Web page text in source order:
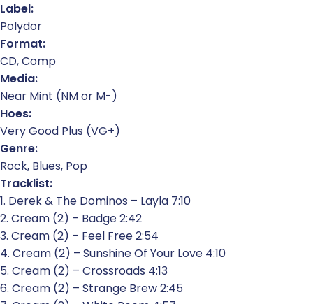
Label:
Polydor
Format:
CD, Comp
Media:
Near Mint (NM or M-)
Hoes:
Very Good Plus (VG+)
Genre:
Rock, Blues, Pop
Tracklist:
1. Derek & The Dominos – Layla 7:10
2. Cream (2) – Badge 2:42
3. Cream (2) – Feel Free 2:54
4. Cream (2) – Sunshine Of Your Love 4:10
5. Cream (2) – Crossroads 4:13
6. Cream (2) – Strange Brew 2:45